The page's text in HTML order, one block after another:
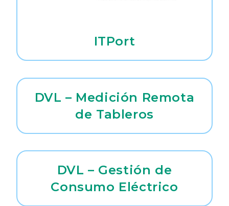
ITPort
DVL – Medición Remota
de Tableros
DVL – Gestión de
Consumo Eléctrico